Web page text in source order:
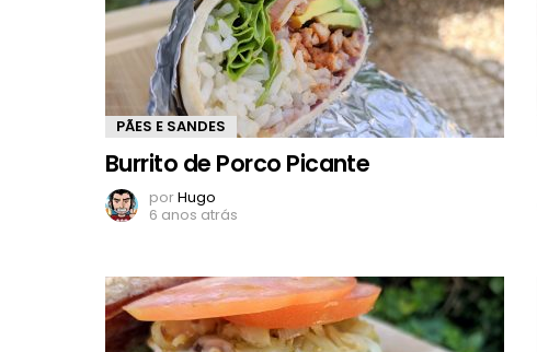
PÃES E SANDES
Burrito de Porco Picante
porHugo
6 anos atrás